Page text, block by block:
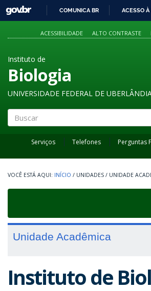
PARA
O
GOVBR
COMUNICA BR ACESSO
ACESSIBILIDADE ALTO CONTRASTE
Instituto de
Biologia
UNIVERSIDADE FEDERAL DE
Serviços Telefones Perguntas
INÍCIO / UNIDADES / UNIDADE
Unidade Acadêmica
Instituto de